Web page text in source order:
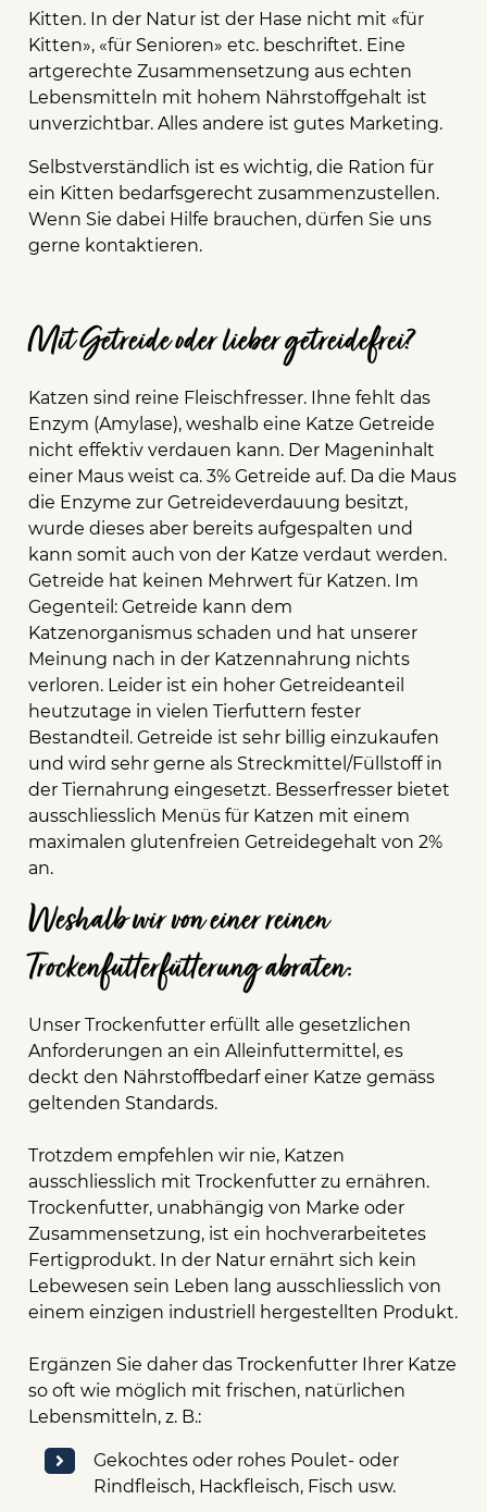
Kitten. In der Natur ist der Hase nicht mit «für
Kitten», «für Senioren» etc. beschriftet. Eine
artgerechte Zusammensetzung aus echten
Lebensmitteln mit hohem Nährstoffgehalt ist
unverzichtbar. Alles andere ist gutes Marketing.
Selbstverständlich ist es wichtig, die Ration für
ein Kitten bedarfsgerecht zusammenzustellen.
Wenn Sie dabei Hilfe brauchen, dürfen Sie uns
gerne kontaktieren.
Mit Getreide oder lieber getreidefrei?
Katzen sind reine Fleischfresser. Ihne fehlt das
Enzym (Amylase), weshalb eine Katze Getreide
nicht effektiv verdauen kann. Der Mageninhalt
einer Maus weist ca. 3% Getreide auf. Da die Maus
die Enzyme zur Getreideverdauung besitzt,
wurde dieses aber bereits aufgespalten und
kann somit auch von der Katze verdaut werden.
Getreide hat keinen Mehrwert für Katzen. Im
Gegenteil: Getreide kann dem
Katzenorganismus schaden und hat unserer
Meinung nach in der Katzennahrung nichts
verloren. Leider ist ein hoher Getreideanteil
heutzutage in vielen Tierfuttern fester
Bestandteil.Getreide ist sehr billig einzukaufen
und wird sehr gerne als Streckmittel/Füllstoff in
der Tiernahrung eingesetzt. Besserfresser bietet
ausschliesslich Menüs für Katzen mit einem
maximalen glutenfreien Getreidegehalt von 2%
an.
Weshalb wir von einer reinen
Trockenfutterfütterung abraten:
Unser Trockenfutter erfüllt alle gesetzlichen
Anforderungen an ein Alleinfuttermittel, es
deckt den Nährstoffbedarf einer Katze gemäss
geltenden Standards.
Trotzdem empfehlen wir nie, Katzen
ausschliesslich mit Trockenfutter zu ernähren.
Trockenfutter, unabhängig von Marke oder
Zusammensetzung, ist ein hochverarbeitetes
Fertigprodukt. In der Natur ernährt sich kein
Lebewesen sein Leben lang ausschliesslich von
einem einzigen industriell hergestellten Produkt.
Ergänzen Sie daher das Trockenfutter Ihrer Katze
so oft wie möglich mit frischen, natürlichen
Lebensmitteln, z. B.:
Gekochtes oder rohes Poulet- oder
Rindfleisch, Hackfleisch, Fisch usw.